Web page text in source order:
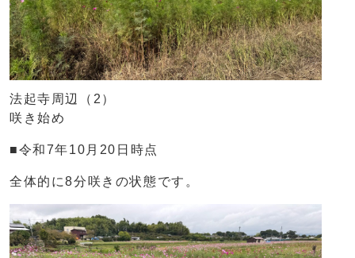
法起寺周辺（2）
咲き始め
■令和7年10月20日時点
全体的に8分咲きの状態です。